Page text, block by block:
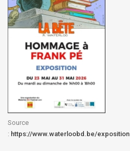
Source
: https://www.waterloobd.be/exposition